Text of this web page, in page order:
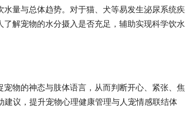
量与总体趋势。对于猫、犬等易发生泌尿系统疾
解宠物的水分摄入是否充足，辅助实现科学饮水
物的神态与肢体语言，从而判断开心、紧张、焦
议，提升宠物心理健康管理与人宠情感联结体